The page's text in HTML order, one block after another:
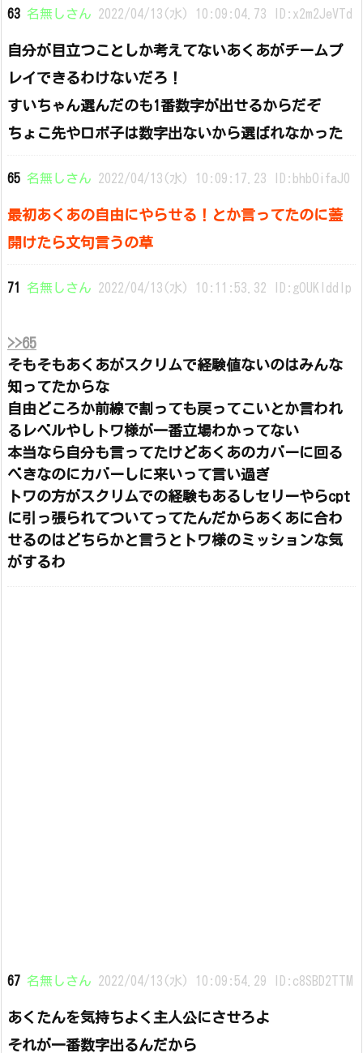
63 名無しさん 2022/04/13(水) 10:09:04.73 ID:x2m2JeVTd
自分が目立つことしか考えてないあくあがチームプ
レイできるわけないだろ！
すいちゃん選んだのも1番数字が出せるからだぞ
ちょこ先やロボ子は数字出ないから選ばれなかった
65 名無しさん 2022/04/13(水) 10:09:17.23 ID:bhbOifaJ0
最初あくあの自由にやらせる！とか言ってたのに蓋
開けたら文句言うの草
71 名無しさん 2022/04/13(水) 10:11:53.32 ID:gOUKlddIp
>>65
そもそもあくあがスクリムで経験値ないのはみんな
知ってたからな
自由どころか前線で割っても戻ってこいとか言われ
るレベルやしトワ様が一番立場わかってない
本当なら自分も言ってたけどあくあのカバーに回る
べきなのにカバーしに来いって言い過ぎ
トワの方がスクリムでの経験もあるしセリーやらcpt
に引っ張られてついてってたんだからあくあに合わ
せるのはどちらかと言うとトワ様のミッションな気
がするわ
67 名無しさん 2022/04/13(水) 10:09:54.29 ID:c8SBD2TTM
あくたんを気持ちよく主人公にさせろよ
それが一番数字出るんだから